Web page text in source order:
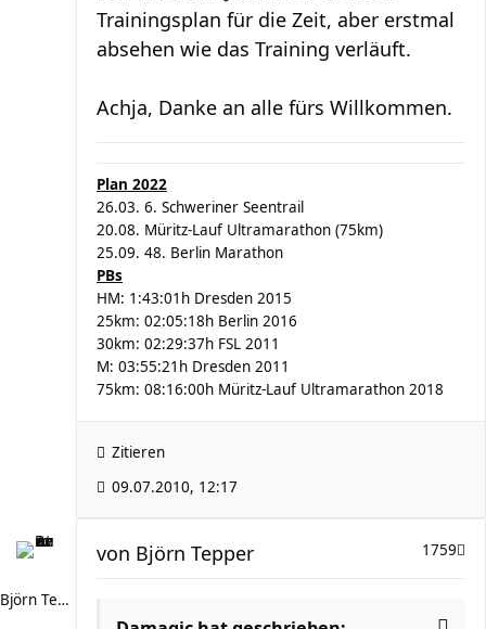
Trainingsplan für die Zeit, aber erstmal
absehen wie das Training verläuft.
Achja, Danke an alle fürs Willkommen.
Plan 2022
26.03. 6. Schweriner Seentrail
20.08. Müritz-Lauf Ultramarathon (75km)
25.09. 48. Berlin Marathon
PBs
HM: 1:43:01h Dresden 2015
25km: 02:05:18h Berlin 2016
30km: 02:29:37h FSL 2011
M: 03:55:21h Dresden 2011
75km: 08:16:00h Müritz-Lauf Ultramarathon 2018
Zitieren
09.07.2010, 12:17
Björn Tepper
1759
von Björn Tepper